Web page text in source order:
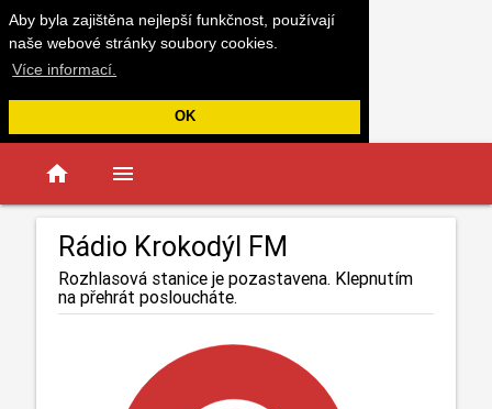
Aby byla zajištěna nejlepší funkčnost, používají
naše webové stránky soubory cookies.
Více informací.
OK
home menu
Rádio Krokodýl FM
Rozhlasová stanice je pozastavena. Klepnutím
na přehrát posloucháte.